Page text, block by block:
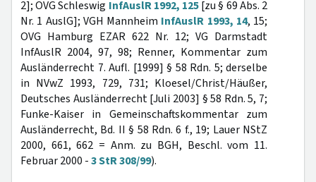
2]; OVG Schleswig InfAuslR 1992, 125[zu § 69 Abs. 2
Nr. 1 AuslG]; VGH Mannheim InfAuslR 1993, 14, 15;
OVG Hamburg EZAR 622 Nr. 12; VG Darmstadt
InfAuslR 2004, 97, 98; Renner, Kommentar zum
Ausländerrecht 7. Aufl. [1999] § 58 Rdn. 5; derselbe
in NVwZ 1993, 729, 731; Kloesel/Christ/Häußer,
Deutsches Ausländerrecht [Juli 2003] § 58 Rdn. 5, 7;
Funke-Kaiser in Gemeinschaftskommentar zum
Ausländerrecht, Bd. II § 58 Rdn. 6 f., 19; Lauer NStZ
2000, 661, 662 = Anm. zu BGH, Beschl. vom 11.
Februar 2000 -3 StR 308/99).